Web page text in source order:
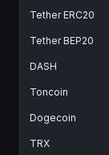
Tether ERC20
Tether BEP20
DASH
Toncoin
Dogecoin
TRX